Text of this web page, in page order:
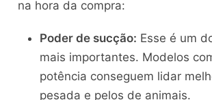
na hora da compra:
Poder de sucção: Esse é um
mais importantes. Modelos
potência conseguem lidar
pesada e pelos de animais.